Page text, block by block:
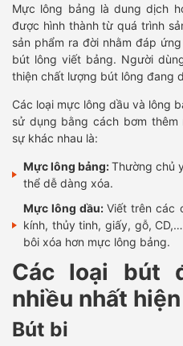
Mực lông bảng là dung dịch
được hình thành từ quá trình
sản phẩm ra đời nhằm đáp
bút lông viết bảng. Người
thiện chất lượng bút lông đang
Các loại mực lông dầu và lông
sử dụng bằng cách bơm
sự khác nhau là:
Mực lông bảng:Thường chủ
thể dễ dàng xóa.
Mực lông dầu:Viết trên các
kính, thủy tinh, giấy, gỗ,
bôi xóa hơn mực lông bảng.
Các loại bút
nhiều nhất
Bút bi